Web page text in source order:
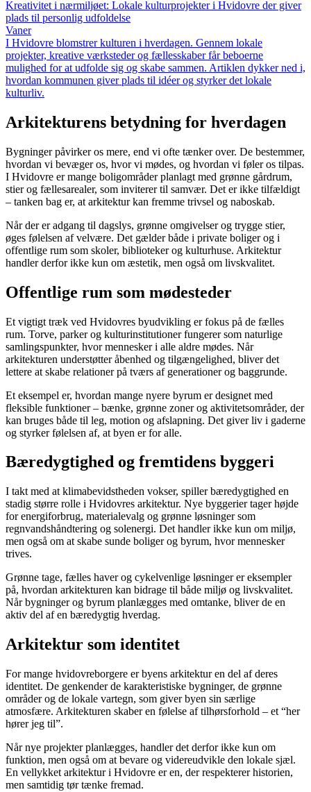
Kreativitet i nærmiljøet: Lokale kulturprojekter i Hvidovre der giver
plads til personlig udfoldelse
Vaner
I Hvidovre blomstrer kulturen i hverdagen. Gennem lokale
projekter, kreative værksteder og fællesskaber får beboerne
mulighed for at udfolde sig og skabe sammen. Artiklen dykker ned i,
hvordan kommunen giver plads til idéer og styrker det lokale
kulturliv.
Arkitekturens betydning for hverdagen
Bygninger påvirker os mere, end vi ofte tænker over. De bestemmer,
hvordan vi bevæger os, hvor vi mødes, og hvordan vi føler os tilpas.
I Hvidovre er mange boligområder planlagt med grønne gårdrum,
stier og fællesarealer, som inviterer til samvær. Det er ikke tilfældigt
– tanken bag er, at arkitektur kan fremme trivsel og naboskab.
Når der er adgang til dagslys, grønne omgivelser og trygge stier,
øges følelsen af velvære. Det gælder både i private boliger og i
offentlige rum som skoler, biblioteker og kulturhuse. Arkitektur
handler derfor ikke kun om æstetik, men også om livskvalitet.
Offentlige rum som mødesteder
Et vigtigt træk ved Hvidovres byudvikling er fokus på de fælles
rum. Torve, parker og kulturinstitutioner fungerer som naturlige
samlingspunkter, hvor mennesker i alle aldre mødes. Når
arkitekturen understøtter åbenhed og tilgængelighed, bliver det
lettere at skabe relationer på tværs af generationer og baggrunde.
Et eksempel er, hvordan mange nyere byrum er designet med
fleksible funktioner – bænke, grønne zoner og aktivitetsområder, der
kan bruges både til leg, motion og afslapning. Det giver liv i gaderne
og styrker følelsen af, at byen er for alle.
Bæredygtighed og fremtidens byggeri
I takt med at klimabevidstheden vokser, spiller bæredygtighed en
stadig større rolle i Hvidovres arkitektur. Nye byggerier tager højde
for energiforbrug, materialevalg og grønne løsninger som
regnvandshåndtering og solenergi. Det handler ikke kun om miljø,
men også om at skabe sunde boliger og byrum, hvor mennesker
trives.
Grønne tage, fælles haver og cykelvenlige løsninger er eksempler
på, hvordan arkitekturen kan bidrage til både miljø og livskvalitet.
Når bygninger og byrum planlægges med omtanke, bliver de en
aktiv del af en bæredygtig hverdag.
Arkitektur som identitet
For mange hvidovreborgere er byens arkitektur en del af deres
identitet. De genkender de karakteristiske bygninger, de grønne
områder og de lokale vartegn, som giver byen sin særlige
atmosfære. Arkitekturen skaber en følelse af tilhørsforhold – et “her
hører jeg til”.
Når nye projekter planlægges, handler det derfor ikke kun om
funktion, men også om at bevare og videreudvikle den lokale sjæl.
En vellykket arkitektur i Hvidovre er en, der respekterer historien,
men samtidig tør tænke fremad.